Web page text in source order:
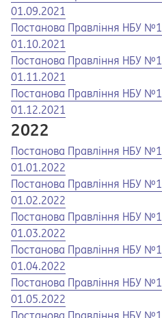
01.09.2021
Opens in a new tab
Opens a pdf
Постанова Правління НБУ
01.10.2021
Opens in a new tab
Opens a pdf
Постанова Правління НБУ
01.11.2021
Opens in a new tab
Opens a pdf
Постанова Правління НБУ
01.12.2021
2022
Opens in a new tab
Opens a pdf
Постанова Правління НБУ
01.01.2022
Opens in a new tab
Opens a pdf
Постанова Правління НБУ
01.02.2022
Opens in a new tab
Opens a pdf
Постанова Правління НБУ
01.03.2022
Opens in a new tab
Opens a pdf
Постанова Правління НБУ
01.04.2022
Opens in a new tab
Opens a pdf
Постанова Правління НБУ
01.05.2022
Opens in a new tab
Opens a pdf
Постанова Правління НБУ